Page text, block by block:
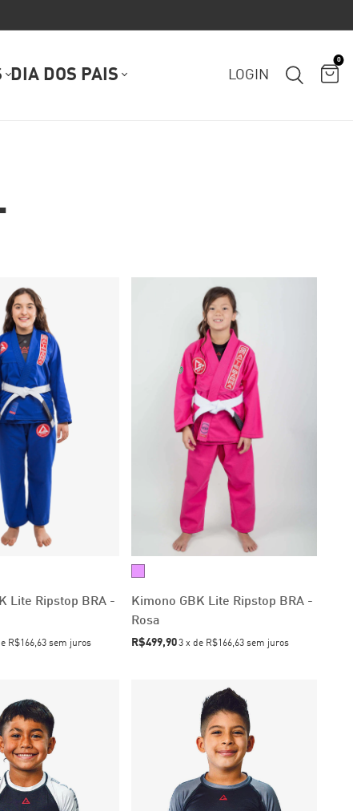
DIA DOS PAIS LOGIN
0
Lite Ripstop BRA -
R$166,63 sem juros
Kimono GBK Lite Ripstop BRA -
Rosa
R$499,90 3 xde R$166,63 sem juros